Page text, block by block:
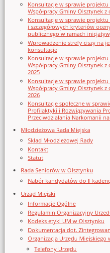
Konsultacje w sprawie projektu
Współpracy Gminy Olsztynek
Konsultacje w sprawie
i szczegółowych kryteriów
publicznego w ramach
Wprowadzenie strefy ciszy na
konsultacje
Konsultacje w sprawie projektu
Współpracy Gminy Olsztynek
2025
Konsultacje w sprawie projektu
Współpracy Gminy Olsztynek
2026
Konsultacje społeczne w
Profilaktyki i Rozwiązywania
Przeciwdziałania Narkomanii
Młodzieżowa Rada Miejska
Skład Młodzieżowej Rady
Kontakt
Statut
Rada Seniorów w Olsztynku
Nabór kandydatów do II
Urząd Miejski
Informacje Ogólne
Regulamin Organizacyjny
Kodeks etyki UM w Olsztynku
Dokumentacja dot.
Organizacja Urzędu Miejskiego
Telefony Urzędu